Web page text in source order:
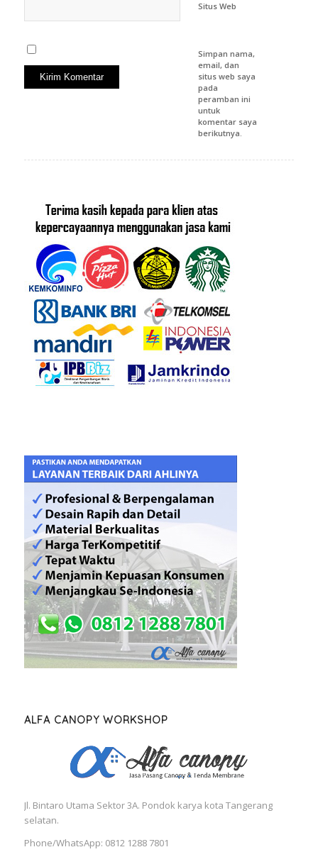
Situs Web
Simpan nama,
email, dan
situs web saya
pada
peramban ini
untuk
komentar saya
berikutnya.
ALFA CANOPY WORKSHOP
Jl. Bintaro Utama Sektor 3A. Pondok karya kota Tangerang
selatan.
Phone/WhatsApp: 0812 1288 7801